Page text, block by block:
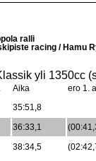
ralli
racing / Hamu
yli 1350cc
Aika
ero 1.
35:51,8
36:33,1
38:34,5